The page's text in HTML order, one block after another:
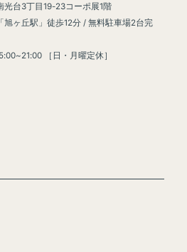
光台3丁目19-23コーポ展1階
旭ヶ丘駅」徒歩12分 / 無料駐車場2台完
［日・月曜定休］